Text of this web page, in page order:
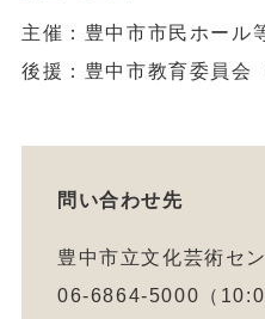
主催：豊中市市民ホール
後援：豊中市教育委員会
問い合わせ先
豊中市立文化芸術セ
06-6864-5000（